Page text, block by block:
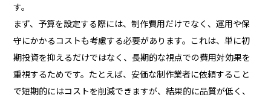
す。
まず、予算を設定する際には、制作費用だけでなく、運用や保
守にかかるコストも考慮する必要があります。これは、単に初
期投資を抑えるだけではなく、長期的な視点での費用対効果を
重視するためです。たとえば、安価な制作業者に依頼すること
で短期的にはコストを削減できますが、結果的に品質が低く、